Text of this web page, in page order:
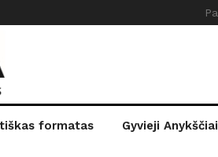
formatas Gyvieji Anykščiai